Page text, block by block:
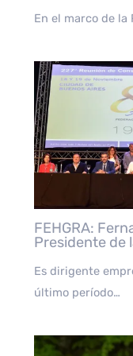
En el marco de la
FEHGRA:
Presidente de
Es dirigente
último período…